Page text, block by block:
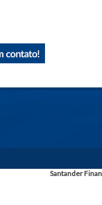
Santander